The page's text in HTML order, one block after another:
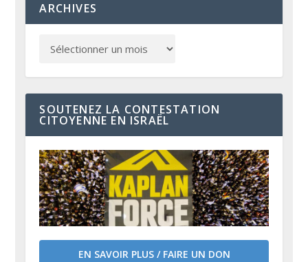
ARCHIVES
SOUTENEZ LA CONTESTATION
CITOYENNE EN ISRAËL
EN SAVOIR PLUS / FAIRE UN DON